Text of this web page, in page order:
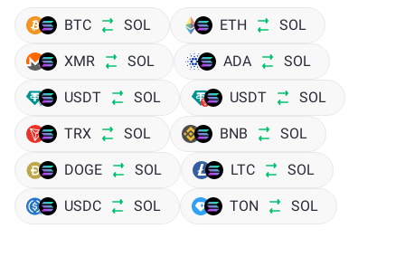
BTC SOL ETH SOL
XMR SOL ADA SOL
USDT SOL USDT SOL
TRX SOL BNB SOL
DOGE SOL LTC SOL
USDC SOL TON SOL